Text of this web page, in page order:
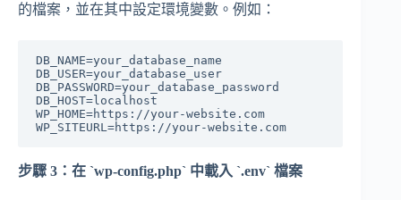
的檔案，並在其中設定環境變數。例如：
DB_NAME=your_database_name
DB_USER=your_database_user
DB_PASSWORD=your_database_password
DB_HOST=localhost
WP_HOME=https://your-website.com
步驟 3：在 `wp-config.php` 中載入 `.env` 檔案